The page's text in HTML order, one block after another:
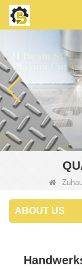
ABOUT US